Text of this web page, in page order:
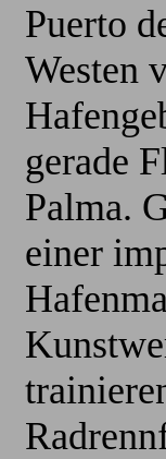
Puerto
Westen
gerade
Palma.
einer